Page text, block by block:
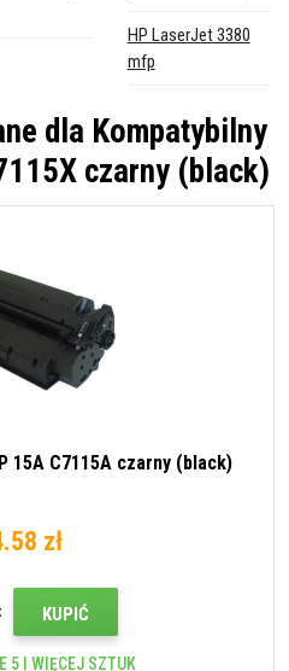
HP LaserJet 3380
mfp
dla Kompatybilny
czarny (black)
15A C7115A czarny (black)
zł
KUPIĆ
5 I WIĘCEJ SZTUK